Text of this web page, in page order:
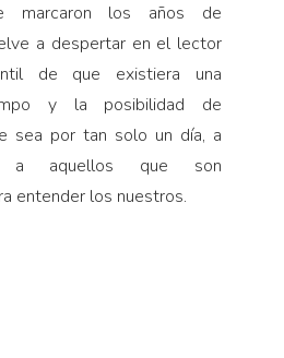
marcaron los años de
a despertar en el lector
de que existiera una
y la posibilidad de
sea por tan solo un día, a
a aquellos que son
entender los nuestros.